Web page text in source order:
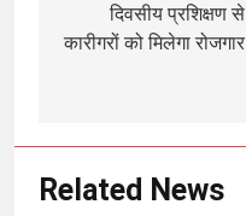
दिवसीय प्रशिक्षण से
कारीगरों को मिलेगा रोजगार
Related News